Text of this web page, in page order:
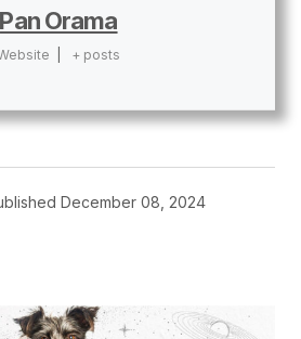
Pan Orama
+ posts
December 08, 2024